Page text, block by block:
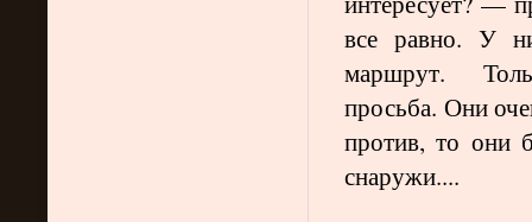
все равно. У
маршрут.
просьба. Они
против, то они
снаружи....